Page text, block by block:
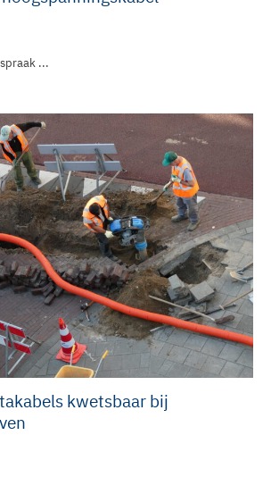
...
kwetsbaar bij